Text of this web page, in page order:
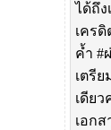
ได้ถึ
เคร
ค้ำ #
เตรี
เดียว
เอกส